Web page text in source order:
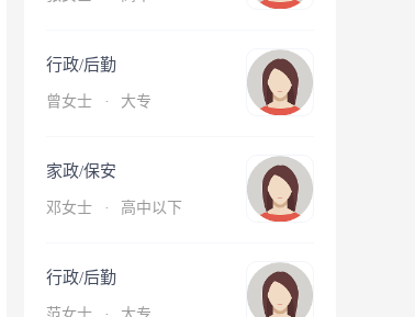
行政/后勤
曾女士 · 大专
家政/保安
邓女士 · 高中以下
行政/后勤